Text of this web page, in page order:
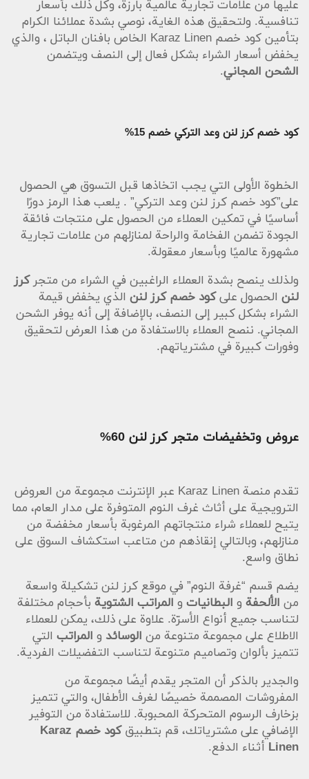
عليها من علامات تجارية عالمية بارزة، وكل ذلك بأسعار
تنافسية. ولتحقيق هذه الغاية، نوصي بشدة عملائنا الكرام
بتأمين كود خصم Karaz Linen الخاص بافنان الباتل ، والذي
يخفض أسعار الشراء بشكل فعال إلى النصف ويتضمن
الشحن المجاني.
كود خصم كرز لنن وعد التركي خصم 15%
الخطوة الأولى التي يجب اتخاذها قبل التسوق هي الحصول
على”كود خصم كرز لنن وعد التركي” . يلعب هذا الرمز دورًا
أساسيًا في تمكين العملاء من الحصول على منتجات فائقة
الجودة تضمن الفخامة والراحة لمنازلهم من علامات تجارية
مشهورة عالميًا وبأسعار معقولة.
ولذلك ينصح بشدة العملاء الراغبين في الشراء من متجركرز
لنن الحصول علىكود خصم كرز لنن الذي يخفض قيمة
الشراء بشكل كبير إلى النصف، بالإضافة إلى أنه يوفر الشحن
المجاني. ننصح العملاء بالاستفادة من هذا العرض لتحقيق
وفورات كبيرة في مشترياتهم.
عروض وتخفيضات متجر كرز لنن 60%
تقدم منصة Karaz Linen عبر الإنترنت مجموعة من العروض
الترويجية على أثاث غرف النوم المتوفرة على مدار العام، مما
يتيح للعملاء شراء منتجاتهم المرغوبة بأسعار مخفضة من
منازلهم، وبالتالي إنقاذهم من متاعب استكشاف السوق على
نطاق واسع.
يضم قسم “غرفة النوم” في موقع كرز لنن تشكيلة واسعة
من الألحفة و البطانيات و المراتب الشتوية بأحجام مختلفة
لتناسب جميع أنواع الأسرّة. علاوة على ذلك، يمكن للعملاء
الاطلاع على مجموعة متنوعة من الوسائد و المراتب التي
تتميز بألوان وتصاميم متنوعة لتناسب التفضيلات الفردية.
والجدير بالذكر أن المتجر يقدم أيضًا مجموعة من
المفروشات المصممة خصيصًا لغرف الأطفال، والتي تتميز
بزخارف الرسوم المتحركة المحبوبة. للاستفادة من التوفير
الإضافي على مشترياتك، قم بتطبيق
كود خصم Karaz
Linen أثناء الدفع.